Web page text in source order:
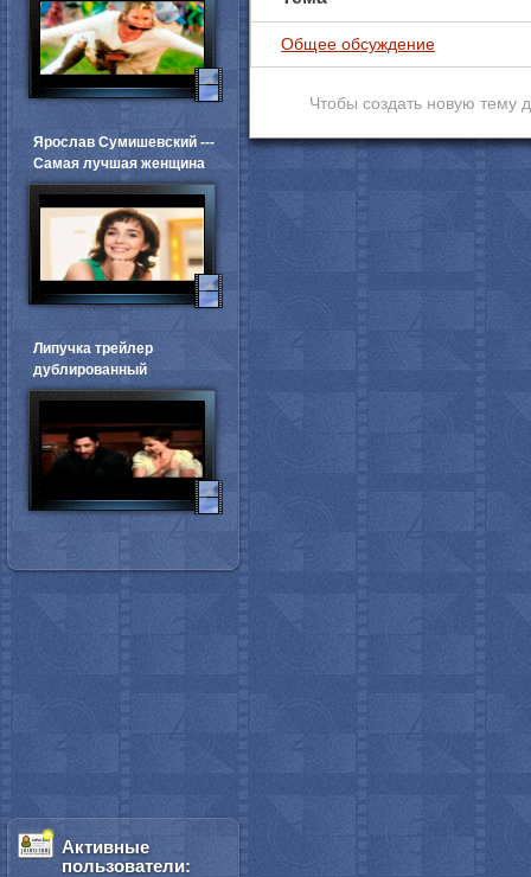
Общее обсуждение
Чтобы создать новую тему
Ярослав Сумишевский ---
Самая лучшая женщина
Липучка трейлер
дублированный
Активные
пользователи: